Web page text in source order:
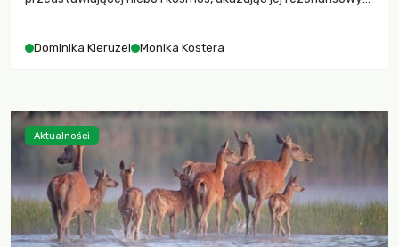
Dominika Kieruzel Monika Kostera
Aktualności